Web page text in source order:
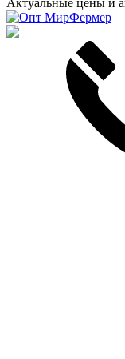
Актуальные цены и